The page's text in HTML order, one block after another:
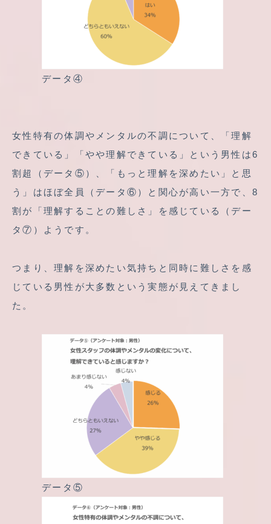
データ④
女性特有の体調やメンタルの不調について、「理解
できている」「やや理解できている」という男性は6
割超（データ⑤）、「もっと理解を深めたい」と思
う」はほぼ全員（データ⑥）と関心が高い一方で、8
割が「理解することの難しさ」を感じている（デー
タ⑦）ようです。
つまり、理解を深めたい気持ちと同時に難しさを感
じている男性が大多数という実態が見えてきまし
た。
データ⑤